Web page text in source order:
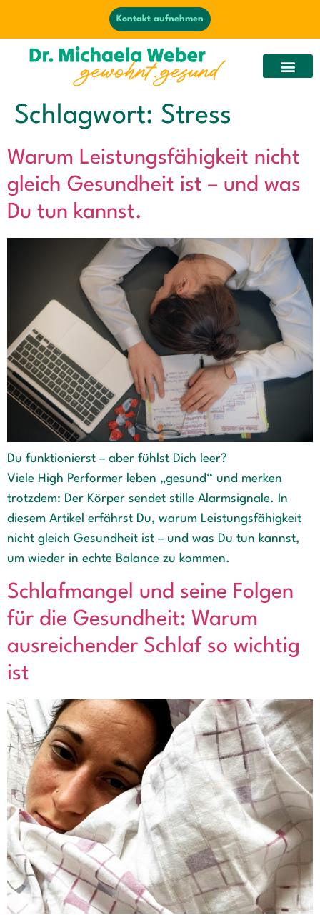
Kontakt aufnehmen
Schlagwort: Stress
Warum Leistungsfähigkeit nicht
gleich Gesundheit ist – und was
Du tun kannst.
Du funktionierst – aber fühlst Dich leer?
Viele High Performer leben „gesund“ und merken
trotzdem: Der Körper sendet stille Alarmsignale. In
diesem Artikel erfährst Du, warum Leistungsfähigkeit
nicht gleich Gesundheit ist – und was Du tun kannst,
um wieder in echte Balance zu kommen.
Schlafmangel und seine Folgen
für die Gesundheit: Warum
ausreichender Schlaf so wichtig
ist